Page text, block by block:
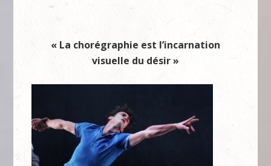
« La chorégraphie est l’incarnation
visuelle du désir »